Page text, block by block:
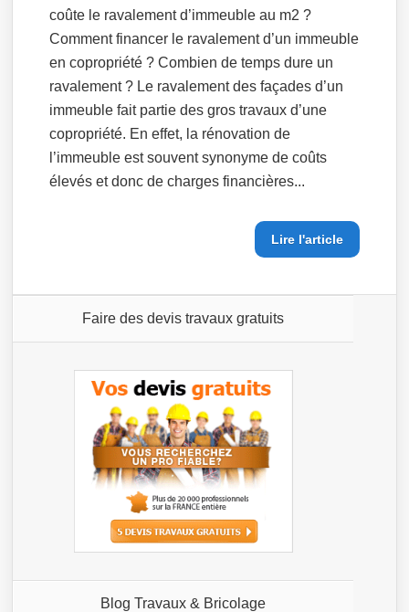
coûte le ravalement d’immeuble au m2 ?
Comment financer le ravalement d’un immeuble
en copropriété ? Combien de temps dure un
ravalement ? Le ravalement des façades d’un
immeuble fait partie des gros travaux d’une
copropriété. En effet, la rénovation de
l’immeuble est souvent synonyme de coûts
élevés et donc de charges financières...
Lire l'article
Faire des devis travaux gratuits
Blog Travaux & Bricolage